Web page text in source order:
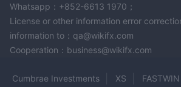
Whatsapp：+852-6613 1970；
License or other information error
information to：qa@wikifx.com
Cooperation：business@wikifx.com
Cumbrae Investments XS
FASTWIN